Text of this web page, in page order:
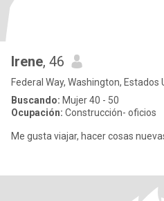
Irene, 46
Federal Way, Washington, Estados
Buscando: Mujer 40 - 50
Ocupación: Construcción- oficios
Me gusta viajar, hacer cosas